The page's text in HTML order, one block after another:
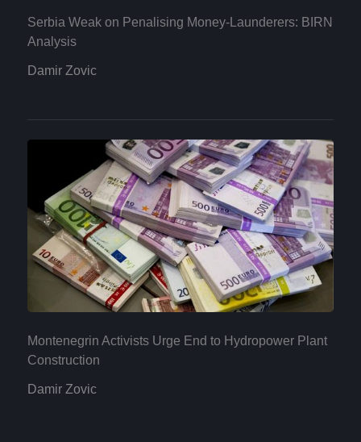
Serbia Weak on Penalising Money-Launderers: BIRN
Analysis
Damir Zovic
Montenegrin Activists Urge End to Hydropower Plant
Construction
Damir Zovic